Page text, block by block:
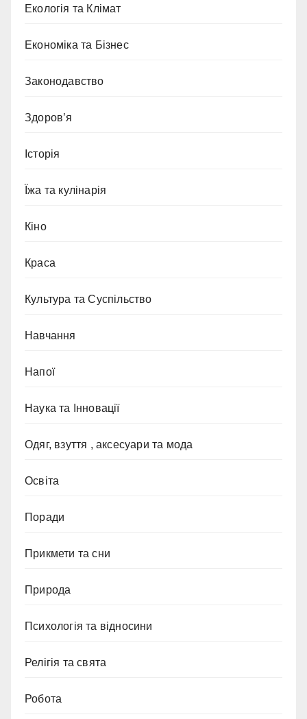
Екологія та Клімат
Економіка та Бізнес
Законодавство
Здоров’я
Історія
Їжа та кулінарія
Кіно
Краса
Культура та Суспільство
Навчання
Напої
Наука та Інновації
Одяг, взуття , аксесуари та мода
Освіта
Поради
Прикмети та сни
Природа
Психологія та відносини
Релігія та свята
Робота